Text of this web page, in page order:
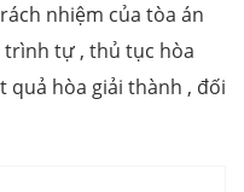
nhiệm của tòa án
tự , thủ tục hòa
quả hòa giải thành , đối